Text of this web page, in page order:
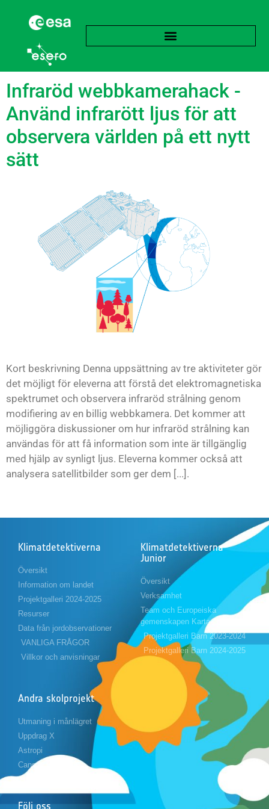
Etikett:Infrarött ljus
Infraröd webbkamerahack -
Använd infrarött ljus för att
observera världen på ett nytt
sätt
Kort beskrivning Denna uppsättning av tre aktiviteter gör
det möjligt för eleverna att förstå det elektromagnetiska
spektrumet och observera infraröd strålning genom
modifiering av en billig webbkamera. Det kommer att
möjliggöra diskussioner om hur infraröd strålning kan
användas för att få information som inte är tillgänglig
med hjälp av synligt ljus. Eleverna kommer också att
analysera satellitbilder som ger dem [...].
Klimatdetektiverna
Översikt
Information om landet
Projektgalleri 2024-2025
Resurser
Data från jordobservationer
VANLIGA FRÅGOR
Villkor och anvisningar
Klimatdetektiverna
Junior
Översikt
Verksamhet
Team och Europeiska
gemenskapen Karta
Projektgalleri Barn 2023-2024
Projektgalleri Barn 2024-2025
Andra skolprojekt
Utmaning i månlägret
Uppdrag X
Astropi
Cansat
Följ oss